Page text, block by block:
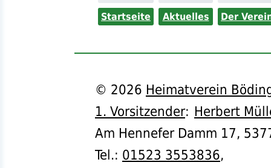
Startseite Aktuelles Der
© 2026 Heimatverein
1. Vorsitzender: Herbert
Am Hennefer Damm 17,
Tel.: 01523 3553836,